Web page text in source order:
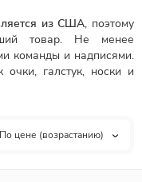
из США, поэтому
товар. Не менее
команды и надписями.
галстук, носки и
По цене (возрастанию)